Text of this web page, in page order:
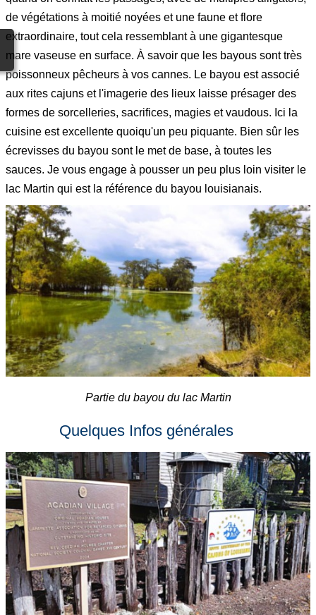
de végétations à moitié noyées et une faune et flore
extraordinaire, tout cela ressemblant à une gigantesque
mare vaseuse en surface. À savoir que les bayous sont très
poissonneux pêcheurs à vos cannes. Le bayou est associé
aux rites cajuns et l'imagerie des lieux laisse présager des
formes de sorcelleries, sacrifices, magies et vaudous. Ici la
cuisine est excellente quoiqu'un peu piquante. Bien sûr les
écrevisses du bayou sont le met de base, à toutes les
sauces. Je vous engage à pousser un peu plus loin visiter le
lac Martin qui est la référence du bayou louisianais.
Partie du bayou du lac Martin
Quelques Infos générales